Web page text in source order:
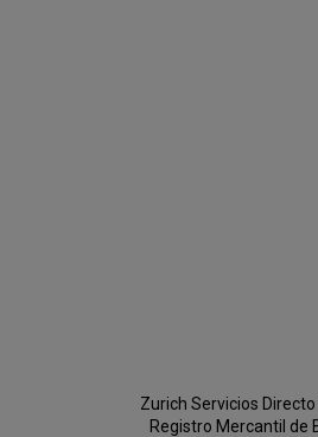
Zurich Servicios
Registro Mercantil de